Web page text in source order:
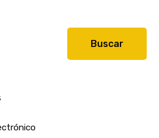
Buscar